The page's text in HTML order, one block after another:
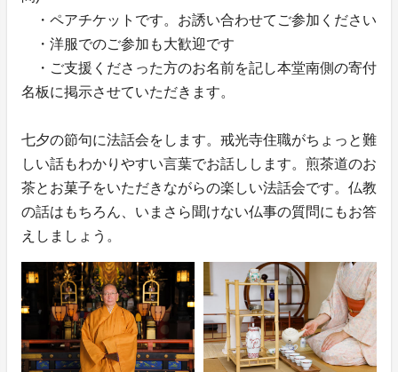
・ペアチケットです。お誘い合わせてご参加ください
・洋服でのご参加も大歓迎です
・ご支援くださった方のお名前を記し本堂南側の寄付
名板に掲示させていただきます。
七夕の節句に法話会をします。戒光寺住職がちょっと難
しい話もわかりやすい言葉でお話しします。煎茶道のお
茶とお菓子をいただきながらの楽しい法話会です。仏教
の話はもちろん、いまさら聞けない仏事の質問にもお答
えしましょう。